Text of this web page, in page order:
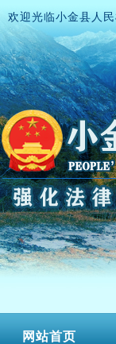
欢迎光临小金县人
网站首页